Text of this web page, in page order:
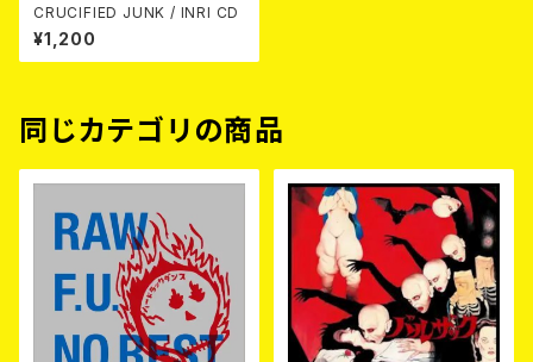
CRUCIFIED JUNK / INRI CD
¥1,200
同じカテゴリの商品